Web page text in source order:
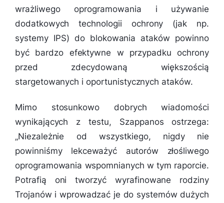
wrażliwego oprogramowania i używanie
dodatkowych technologii ochrony (jak np.
systemy IPS) do blokowania ataków powinno
być bardzo efektywne w przypadku ochrony
przed zdecydowaną większością
stargetowanych i oportunistycznych ataków.
Mimo stosunkowo dobrych wiadomości
wynikających z testu, Szappanos ostrzega:
„Niezależnie od wszystkiego, nigdy nie
powinniśmy lekceważyć autorów złośliwego
oprogramowania wspomnianych w tym raporcie.
Potrafią oni tworzyć wyrafinowane rodziny
Trojanów i wprowadzać je do systemów dużych